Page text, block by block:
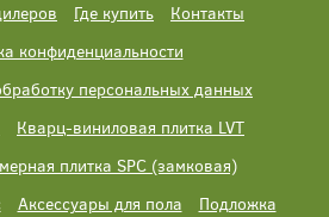
Где купить
Контакты
конфиденциальности
персональных данных
Кварц-виниловая плитка LVT
плитка SPC (замковая)
Аксессуары для пола
Подложка